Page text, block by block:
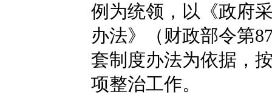
例为统领，以《政府
办法》（财政部令第
套制度办法为依据，
项整治工作。